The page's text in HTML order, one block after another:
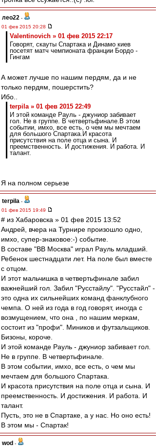
лео22 -
01 фев 2015 20:28
Valentinovich » 01 фев 2015 22:17
Говорят, скауты Спартака и Динамо киев
посетят матч чемпионата франции Бордо -
Гингам
А может лучше по нашим пердям, да и не
только пердям, пошерстить?
Ибо..
terpila » 01 фев 2015 22:49
И этой команде Рауль - джуниор забивает
гол. Не в группе. В четвертьфинале.В этом
событии, имхо, все есть, о чем мы мечтаем
для большого Спартака.И красота
присутствия на поле отца и сына. И
преемственность. И достижения. И работа. И
талант.
Я на полном серьезе
terpila -
01 фев 2015 19:49
# из Хабаровска » 01 фев 2015 13:52
Андрей, вчера на Турнире произошло одно,
имхо, супер-знаковое:-) событие.
В составе "ВВ Москва" играл Рауль младший.
Ребенок шестнадцати лет. На поле был вместе
с отцом.
И этот мальчишка в четвертьфинале забил
важнейший гол. Забил "Русстайлу". "Русстайл" -
это одна их сильнейших команд фанклубного
чемпа. О ней из года в год говорят, иногда с
возмущением, что она , по нашим меркам,
состоит из "профи". Миников и футзальщиков.
Бизоны, короче.
И этой команде Рауль - джуниор забивает гол.
Не в группе. В четвертьфинале.
В этом событии, имхо, все есть, о чем мы
мечтаем для большого Спартака.
И красота присутствия на поле отца и сына. И
преемственность. И достижения. И работа. И
талант.
Пусть, это не в Спартаке, а у нас. Но оно есть!
В этом мы - Спартак!
wod -